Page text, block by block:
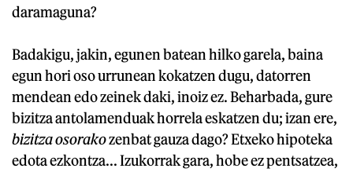
daramaguna?
Badakigu, jakin, egunen batean hilko garela, baina
egun hori oso urrunean kokatzen dugu, datorren
mendean edo zeinek daki, inoiz ez. Beharbada, gure
bizitza antolamenduak horrela eskatzen du; izan ere,
bizitza osorakozenbat gauza dago? Etxeko hipoteka
edota ezkontza... Izukorrak gara, hobe ez pentsatzea,